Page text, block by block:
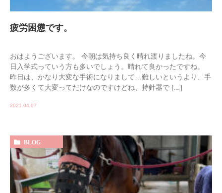
疲労困憊です。
おはようございます。 今朝は気持ち良く晴れ渡りましたね。今
日入学式っていう方も多いでしょう。晴れて良かったですね。
昨日は、かなり大変な手術になりまして…難しいというより、手
数が多くて大変ってだけなのですけどね、持針器で […]
2021.04.07
BLOG